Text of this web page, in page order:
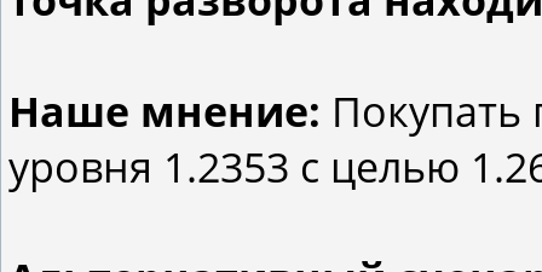
Наше мнение:
уровня 1.2353 с целью